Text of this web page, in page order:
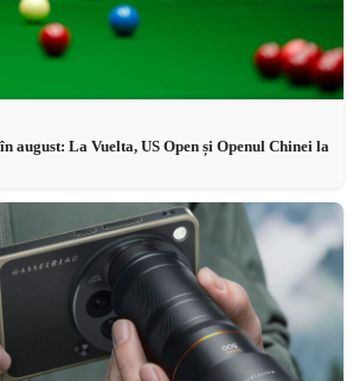
august: La Vuelta, US Open și Openul Chinei la